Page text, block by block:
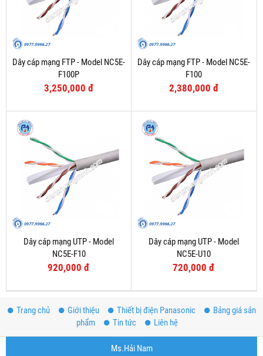
Dây cáp mạng FTP - Model NC5E-
F100P
3,250,000 đ
Dây cáp mạng FTP - Model NC5E-
F100
2,380,000 đ
Dây cáp mạng UTP - Model
NC5E-F10
920,000 đ
Dây cáp mạng UTP - Model
NC5E-U10
720,000 đ
Trang chủ Giới thiệu Thiết bị điện Panasonic
Bảng giá sản
phẩm
Tin tức Liên hệ
Ms.Hải Nam